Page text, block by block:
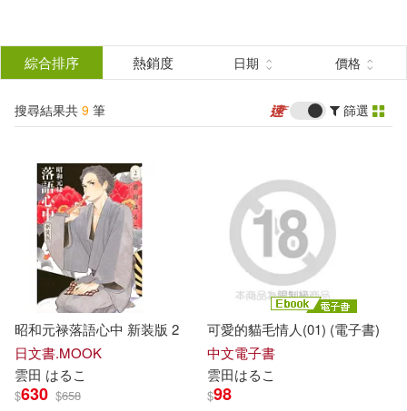
結
分類 (單選)
所有商品(9) 圖書(4)
雜誌(3) 電子書(2)
作者 (可複選)
雲田はるこ(4) 古市憲寿(2)
雲田 はるこ(1)
綜合排序 熱銷度 日期 價格
搜尋結果共 9 筆 篩選
昭和元禄落語心中 新装版 2
日文書.MOOK
雲田 はるこ
$630 $658
可愛的貓毛情人(01) (電子書)
中文電子書
雲田はるこ
$98